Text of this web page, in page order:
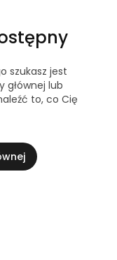
szukasz jest
głównej lub
to, co Cię